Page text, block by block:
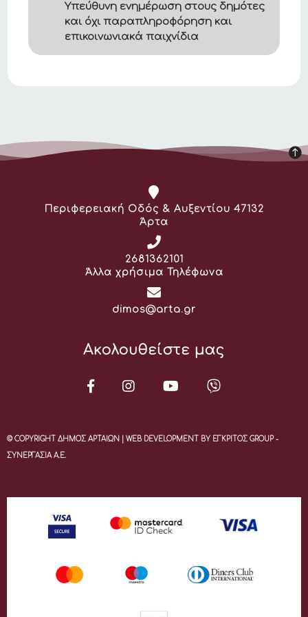
Υπεύθυνη ενημέρωση στους δημότες
και όχι παραπληροφόρηση και
επικοινωνιακά παιχνίδια
Διεύθυνση:
Περιφερειακή Οδός & Αυξεντίου 47132
Άρτα
Τηλέφωνο:
2681362101
Άλλα χρήσιμα Τηλέφωνα
Email:
dimos@arta.gr
Ακολουθείστε μας
© COPYRIGHT ΔΗΜΟΣ ΑΡΤΑΙΩΝ | WEB DEVELOPMENT BY ΕΓΚΡΙΤΟΣ GROUP -
ΣΥΝΕΡΓΑΣΙΑ Α.Ε.